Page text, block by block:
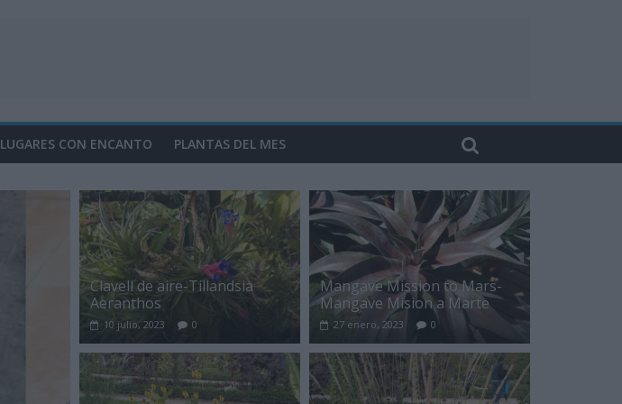
LUGARES CON ENCANTO PLANTAS DEL MES
Clavell de aire-Tillandsia
Aeranthos
10 julio, 2023 0
Mangave Mission to Mars-
Mangave Mision a Marte
27 enero, 2023 0